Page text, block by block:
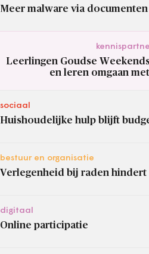
Meer malware via
Leerlingen Goudse
en leren omgaan
sociaal
Huishoudelijke hulp blijft
bestuur en organisatie
Verlegenheid bij raden
digitaal
Online participatie